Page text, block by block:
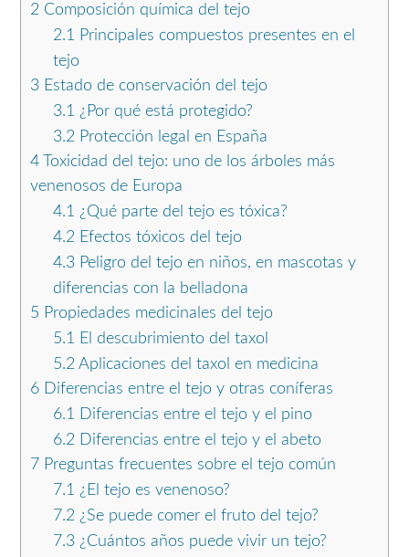
2 Composición química del tejo
2.1 Principales compuestos presentes en el
tejo
3 Estado de conservación del tejo
3.1 ¿Por qué está protegido?
3.2Protección legal en España
4 Toxicidad del tejo: uno de los árboles más
venenosos de Europa
4.1 ¿Qué parte del tejo es tóxica?
4.2Efectos tóxicos del tejo
4.3Peligro del tejo en niños, en mascotas y
diferencias con la belladona
5 Propiedades medicinales del tejo
5.1 El descubrimiento del taxol
5.2Aplicaciones del taxol en medicina
6 Diferencias entre el tejo y otras coníferas
6.1 Diferencias entre el tejo y el pino
6.2Diferencias entre el tejo y el abeto
7 Preguntas frecuentes sobre el tejo común
7.1 ¿El tejo es venenoso?
7.2¿Se puede comer el fruto del tejo?
7.3¿Cuántos años puede vivir un tejo?